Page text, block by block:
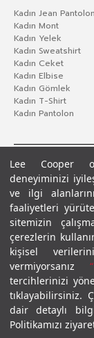
Lee Cooper
deneyiminizi
ve ilgi
faaliyetleri
sitemizin
çerezlerin
kişisel
vermiyorsanız
tercihlerinizi
tıklayabilirsiniz.
dair detaylı
Politikamızı
Kadın Jean Pantolon
Kadın Mont
Kadın Yelek
Kadın Sweatshirt
Kadın Ceket
Kadın Elbise
Kadın Gömlek
Kadın T-Shirt
Kadın Pantolon
Gizlilik Politikası
©